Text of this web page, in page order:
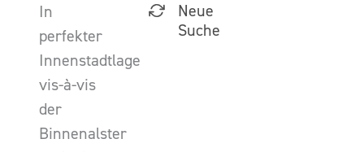
In
perfekter
Innenstadtlage
vis-à-vis
der
Binnenalster
Neue
Suche